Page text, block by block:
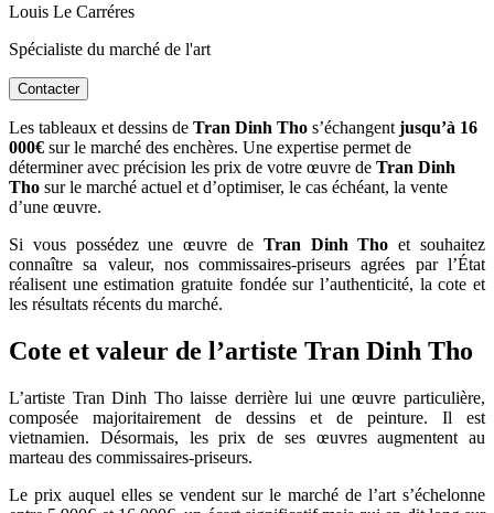
Louis Le Carréres
Spécialiste du marché de l'art
Contacter
Les tableaux et dessins de Tran Dinh Tho s’échangent jusqu’à 16
000€ sur le marché des enchères. Une expertise permet de
déterminer avec précision les prix de votre œuvre de Tran Dinh
Tho sur le marché actuel et d’optimiser, le cas échéant, la vente
d’une œuvre.
Si vous possédez une œuvre de Tran Dinh Tho et souhaitez
connaître sa valeur, nos commissaires-priseurs agrées par l’État
réalisent une estimation gratuite fondée sur l’authenticité, la cote et
les résultats récents du marché.
Cote et valeur de l’artiste Tran Dinh Tho
L’artiste Tran Dinh Tho laisse derrière lui une œuvre particulière,
composée majoritairement de dessins et de peinture. Il est
vietnamien. Désormais, les prix de ses œuvres augmentent au
marteau des commissaires-priseurs.
Le prix auquel elles se vendent sur le marché de l’art s’échelonne